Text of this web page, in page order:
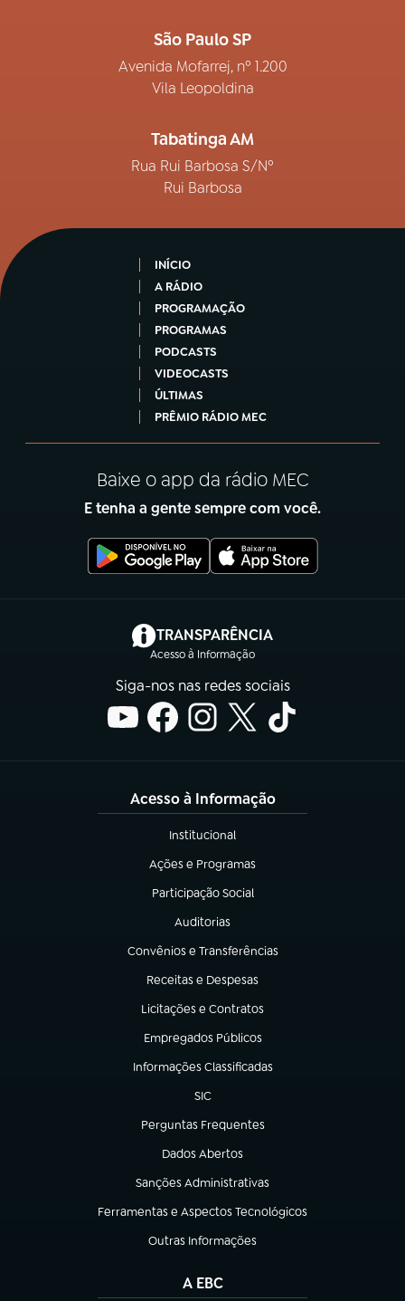
São Paulo SP
Avenida Mofarrej, nº 1.200
Vila Leopoldina
Tabatinga AM
Rua Rui Barbosa S/Nº
Rui Barbosa
INÍCIO
A RÁDIO
PROGRAMAÇÃO
PROGRAMAS
PODCASTS
VIDEOCASTS
ÚLTIMAS
PRÊMIO RÁDIO MEC
Baixe o app da rádio MEC
E tenha a gente sempre com você.
TRANSPARÊNCIA
Acesso à Informação
(abre em nova aba)
Siga-nos nas redes sociais
Acesso à Informação
Institucional
(abre em nova aba)
Ações e Programas
(abre em nova aba)
Participação Social
(abre em nova aba)
Auditorias
(abre em nova aba)
Convênios e Transferências
(abre em nova aba)
Receitas e Despesas
(abre em nova aba)
Licitações e Contratos
(abre em nova aba)
Empregados Públicos
(abre em nova aba)
Informações Classificadas
(abre em nova aba)
SIC
(abre em nova aba)
Perguntas Frequentes
(abre em nova aba)
Dados Abertos
(abre em nova aba)
Sanções Administrativas
(abre em nova aba)
Ferramentas e Aspectos Tecnológicos
(abre em nova aba)
Outras Informações
(abre em nova aba)
A EBC